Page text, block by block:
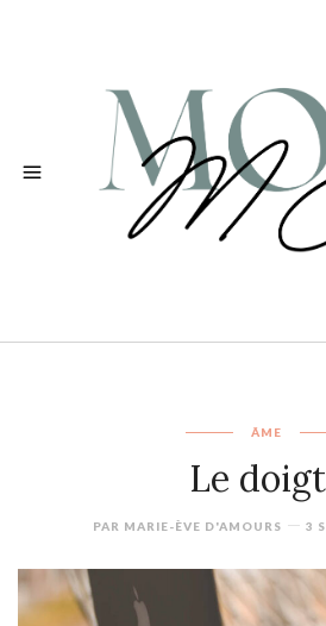
ÂME
Le
PAR MARIE-ÈVE D'AMOURS 3